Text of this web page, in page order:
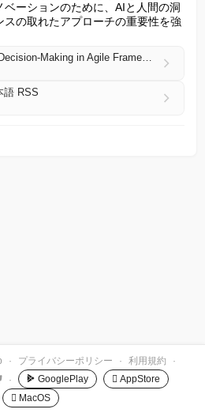
ーションのために、AIと人間の洞
の取れたアプローチの重要性を強
Integrating AI-Driven Decision-Making in Agile Frameworks: A Deep Dive into Real-World Applications and Challenges
語 RSS
· プライバシーポリシー · 利用規約
·
· GooglePlay
 AppStore
 MacOS